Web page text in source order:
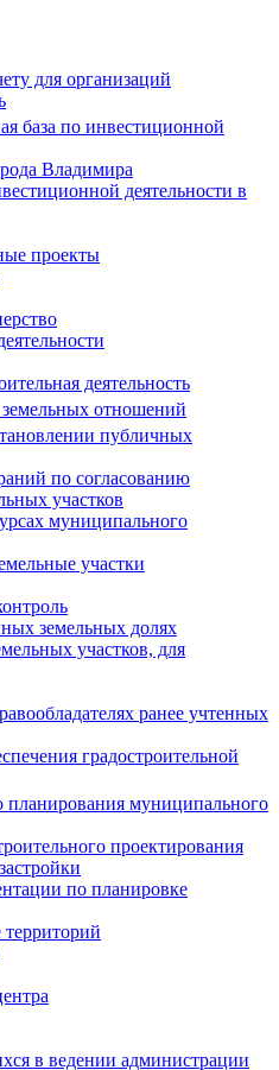
для организаций
база по инвестиционной
Владимира
деятельности в
проекты
деятельность
отношений
публичных
по согласованию
участков
муниципального
участки
земельных долях
участков, для
ранее учтенных
градостроительной
планирования муниципального
проектирования
по планировке
в ведении администрации